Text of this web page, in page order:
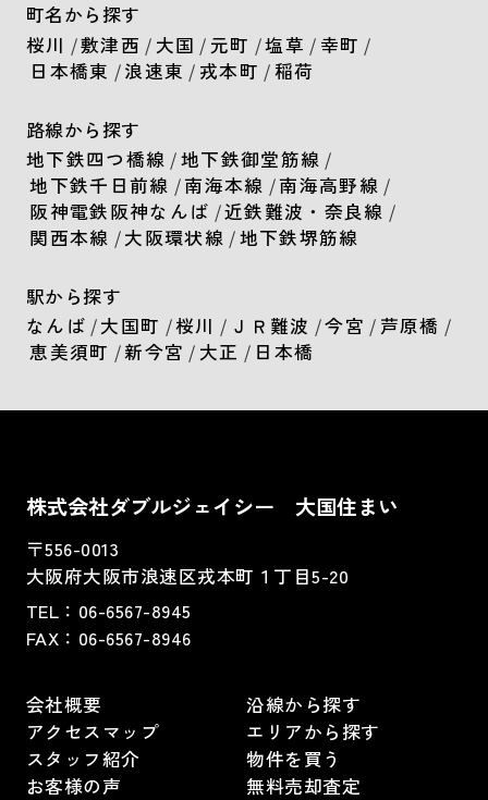
町名から探す
桜川 /敷津西 / 大国 / 元町 /塩草 / 幸町 /
日本橋東 /浪速東 / 戎本町 /稲荷
路線から探す
地下鉄四つ橋線 /地下鉄御堂筋線 /
地下鉄千日前線 /南海本線 /南海高野線 /
阪神電鉄阪神なんば /近鉄難波・奈良線 /
関西本線 /大阪環状線 /地下鉄堺筋線
駅から探す
なんば /大国町 /桜川 / ＪＲ難波 /今宮 / 芦原橋 /
恵美須町 /新今宮 / 大正 / 日本橋
株式会社ダブルジェイシー 大国住まい
〒556-0013
大阪府大阪市浪速区戎本町１丁目5-20
TEL： 06-6567-8945
FAX：06-6567-8946
会社概要
アクセスマップ
スタッフ紹介
お客様の声
沿線から探す
エリアから探す
物件を買う
無料売却査定